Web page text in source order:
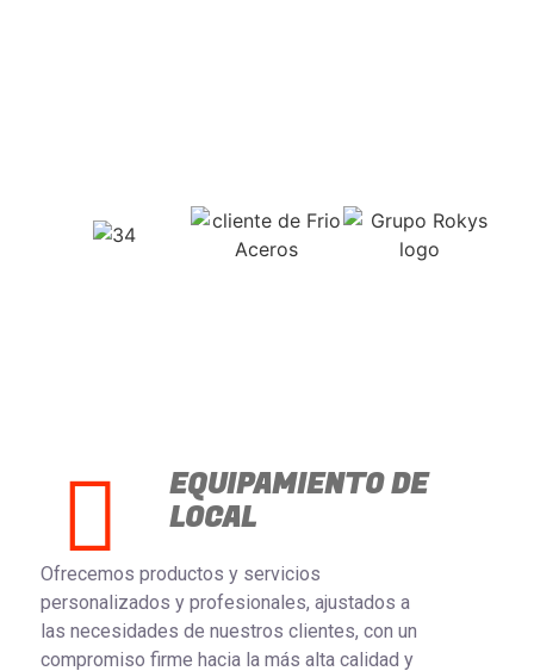
EQUIPAMIENTO DE
LOCAL​
Ofrecemos productos y servicios
personalizados y profesionales, ajustados a
las necesidades de nuestros clientes, con un
compromiso firme hacia la más alta calidad y